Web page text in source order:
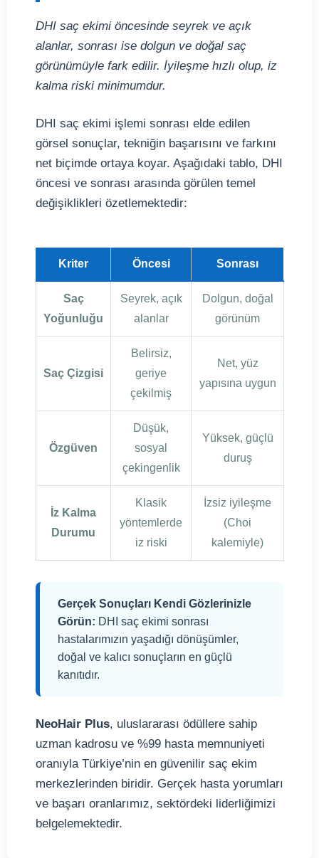
DHI saç ekimi öncesinde seyrek ve açık
alanlar, sonrası ise dolgun ve doğal saç
görünümüyle fark edilir. İyileşme hızlı olup, iz
kalma riski minimumdur.
DHI saç ekimi işlemi sonrası elde edilen
görsel sonuçlar, tekniğin başarısını ve farkını
net biçimde ortaya koyar. Aşağıdaki tablo, DHI
öncesi ve sonrası arasında görülen temel
değişiklikleri özetlemektedir:
Kriter Öncesi Sonrası
Saç
Yoğunluğu
Seyrek, açık
alanlar
Dolgun, doğal
görünüm
Saç Çizgisi
Belirsiz,
geriye
çekilmiş
Net, yüz
yapısına uygun
Özgüven
Düşük,
sosyal
çekingenlik
Yüksek, güçlü
duruş
İz Kalma
Durumu
Klasik
yöntemlerde
iz riski
İzsiz iyileşme
(Choi
kalemiyle)
Gerçek Sonuçları Kendi Gözlerinizle
Görün: DHI saç ekimi sonrası
hastalarımızın yaşadığı dönüşümler,
doğal ve kalıcı sonuçların en güçlü
kanıtıdır.
NeoHair Plus, uluslararası ödüllere sahip
uzman kadrosu ve %99 hasta memnuniyeti
oranıyla Türkiye’nin en güvenilir saç ekim
merkezlerinden biridir. Gerçek hasta yorumları
ve başarı oranlarımız, sektördeki liderliğimizi
belgelemektedir.